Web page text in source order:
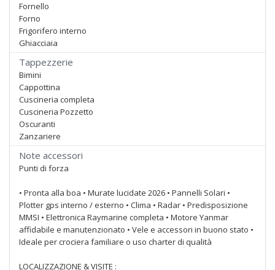
Fornello
Forno
Frigorifero interno
Ghiacciaia
Tappezzerie
Bimini
Cappottina
Cuscineria completa
Cuscineria Pozzetto
Oscuranti
Zanzariere
Note accessori
Punti di forza
• Pronta alla boa • Murate lucidate 2026 • Pannelli Solari •
Plotter gps interno / esterno • Clima • Radar • Predisposizione
MMSI • Elettronica Raymarine completa • Motore Yanmar
affidabile e manutenzionato • Vele e accessori in buono stato •
Ideale per crociera familiare o uso charter di qualità
LOCALIZZAZIONE & VISITE :